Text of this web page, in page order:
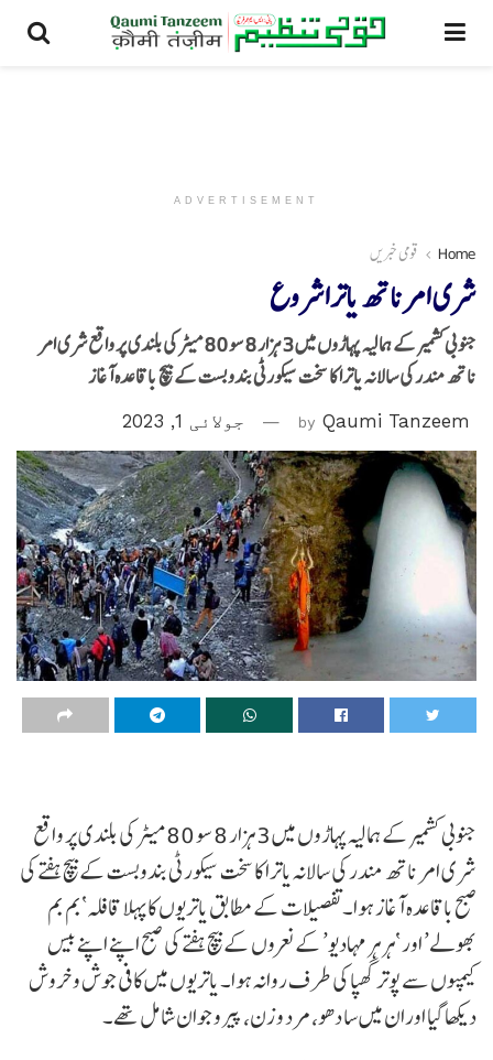
ADVERTISEMENT
Home قومی خبریں
شری امرناتھ یاتراشروع
جنوبی کشمیر کے ہمالیہ پہاڑوں میں 3 ہزار 8 سو 80 میٹر کی بلندی پر واقع شری امر
ناتھ مندر کی سالانہ یاترا کا سخت سیکورٹی بندوبست کے بیچ باقاعدہ آغاز
by Qaumi Tanzeem جولائی 1, 2023
جنوبی کشمیر کے ہمالیہ پہاڑوں میں 3 ہزار 8 سو 80 میٹر کی بلندی پر واقع
شری امر ناتھ مندر کی سالانہ یاترا کا سخت سیکورٹی بندوبست کے بیچ ہفتے کی
صبح باقاعدہ آغاز ہوا۔ تفصیلات کے مطابق یاتریوں کا پہلا قافلہ ‘بم بم
بھولے’ اور ‘ہر ہر مہادیو’ کے نعروں کے بیچ ہفتے کی صبح اپنے اپنے بیس
کیمپوں سے پوتر گھپا کی طرف روانہ ہوا۔ یاتریوں میں کافی جوش و خروش
دیکھا گیا اوران میں سا دھو، مرد و زن، پیر و جوان شامل تھے۔